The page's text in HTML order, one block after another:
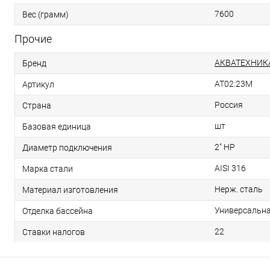
Вес (грамм) 7600
Прочие
Бренд
Артикул AT02.23M
Страна Россия
Базовая единица шт
Диаметр подключения 2" НР
Марка стали AISI 316
Материал изготовления Нерж. сталь
Отделка бассейна
Ставки налогов 22